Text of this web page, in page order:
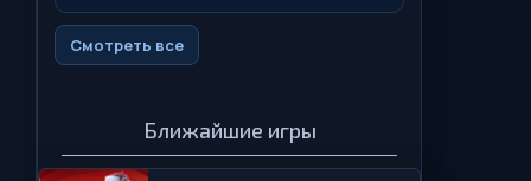
Смотреть все
Ближайшие игры